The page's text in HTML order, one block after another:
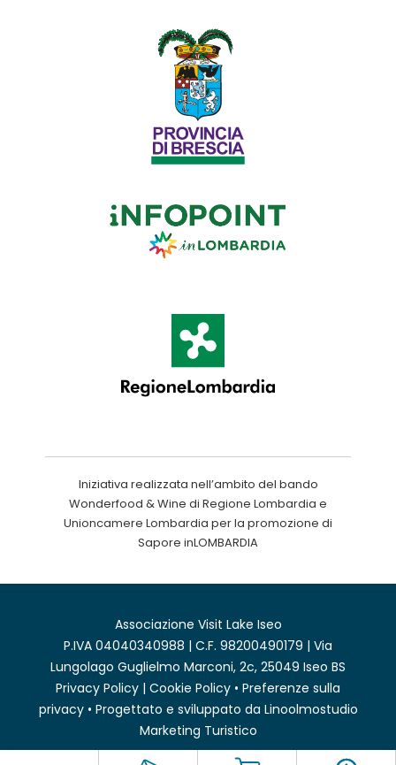
Iniziativa realizzata nell’ambito del bando
Wonderfood & Wine di Regione Lombardia e
Unioncamere Lombardia per la promozione di
Sapore inLOMBARDIA
Associazione Visit Lake Iseo
P.IVA 04040340988 | C.F. 98200490179 | Via
Lungolago Guglielmo Marconi, 2c, 25049 Iseo BS
Privacy Policy | Cookie Policy • Preferenze sulla
privacy• Progettato e sviluppato da Linoolmostudio
Marketing Turistico